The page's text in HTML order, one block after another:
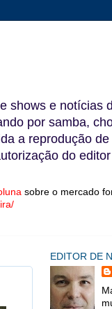
shows e notícias
por samba,
a reprodução
do
sobre o mercado
EDITOR DE